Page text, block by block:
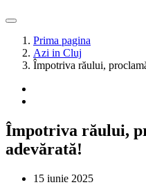
Prima pagina
Azi in Cluj
Împotriva răului,
Împotriva răului,
adevărată!
15 iunie 2025